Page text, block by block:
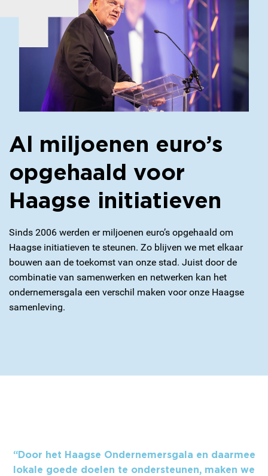
Al miljoenen euro’s
opgehaald voor
Haagse initiatieven
Sinds 2006 werden er miljoenen euro’s opgehaald om
Haagse initiatieven te steunen. Zo blijven we met elkaar
bouwen aan de toekomst van onze stad. Juist door de
combinatie van samenwerken en netwerken kan het
ondernemersgala een verschil maken voor onze Haagse
samenleving.
“Door het Haagse Ondernemersgala en daarmee
lokale goede doelen te ondersteunen, maken we